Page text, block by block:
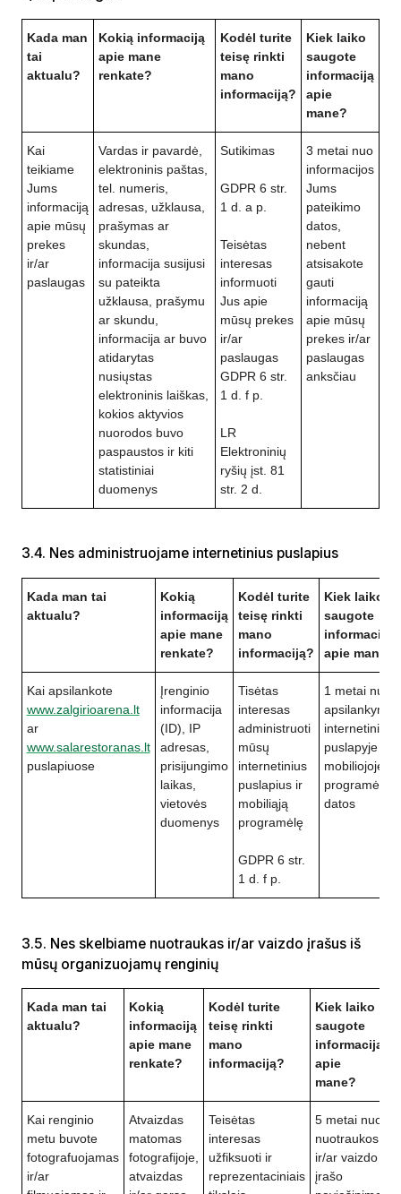
Kada man
tai
aktualu?
Kokią informaciją
apie mane
renkate?
Kodėl turite
teisę rinkti
mano
informaciją?
Kiek laiko
saugote
informaciją
apie
mane?
Kai
teikiame
Jums
informaciją
apie mūsų
prekes
ir/ar
paslaugas
Vardas ir pavardė,
elektroninis paštas,
tel. numeris,
adresas, užklausa,
prašymas ar
skundas,
informacija susijusi
su pateikta
užklausa, prašymu
ar skundu,
informacija ar buvo
atidarytas
nusiųstas
elektroninis laiškas,
kokios aktyvios
nuorodos buvo
paspaustos ir kiti
statistiniai
duomenys
Sutikimas
GDPR 6 str.
1 d. a p.
Teisėtas
interesas
informuoti
Jus apie
mūsų prekes
ir/ar
paslaugas
GDPR 6 str.
1 d. f p.
LR
Elektroninių
ryšių įst. 81
str. 2 d.
3 metai nuo
informacijos
Jums
pateikimo
datos,
nebent
atsisakote
gauti
informaciją
apie mūsų
prekes ir/ar
paslaugas
anksčiau
3.4. Nes administruojame internetinius puslapius
Kada man tai
aktualu?
Kokią
informaciją
apie mane
renkate?
Kodėl turite
teisę rinkti
mano
informaciją?
Kiek laiko
saugote
informaciją
apie mane?
Kai apsilankote
www.zalgirioarena.lt
ar
www.salarestoranas.lt
puslapiuose
Įrenginio
informacija
(ID), IP
adresas,
prisijungimo
laikas,
vietovės
duomenys
Tisėtas
interesas
administruoti
mūsų
internetinius
puslapius ir
mobiliąją
programėlę
GDPR 6 str.
1 d. f p.
1 metai nuo
apsilankymo
puslapyje ar
mobiliojoje
programėlėje
datos
3.5. Nes skelbiame nuotraukas ir/ar vaizdo įrašus iš
mūsų organizuojamų renginių
Kada man tai
aktualu?
Kokią
informaciją
apie mane
renkate?
Kodėl turite
teisę rinkti
mano
informaciją?
Kiek laiko
saugote
informaciją
apie
mane?
Kai renginio
metu buvote
fotografuojamas
ir/ar
Atvaizdas
matomas
fotografijoje,
atvaizdas
Teisėtas
interesas
užfiksuoti ir
reprezentaciniais
5 metai nuo
nuotraukos
ir/ar vaizdo
įrašo